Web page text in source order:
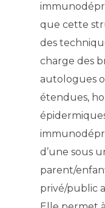
Nos indicateurs
Protection
Sécurité
Les
Lieu de
que cette
des
charge des
autologues
étendues,
d’une sous
parent/
privé/public